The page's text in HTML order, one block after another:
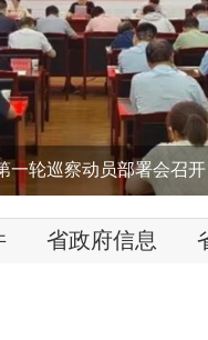
村“两委”换届筹备工作
省政府信息